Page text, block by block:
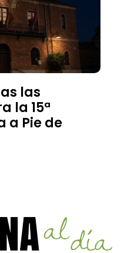
las
la 15ª
a Pie de